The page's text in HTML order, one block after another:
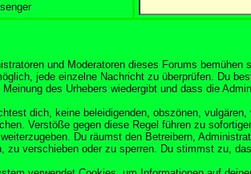
und Moderatoren dieses Forums
jede einzelne Nachricht zu überprüfen. Du
Meinung des Urhebers wiedergibt und dass die
dich, keine beleidigenden, obszönen,
Verstöße gegen diese Regel führen zu
weiterzugeben. Du räumst den Betreibern,
zu verschieben oder zu sperren. Du stimmst zu,